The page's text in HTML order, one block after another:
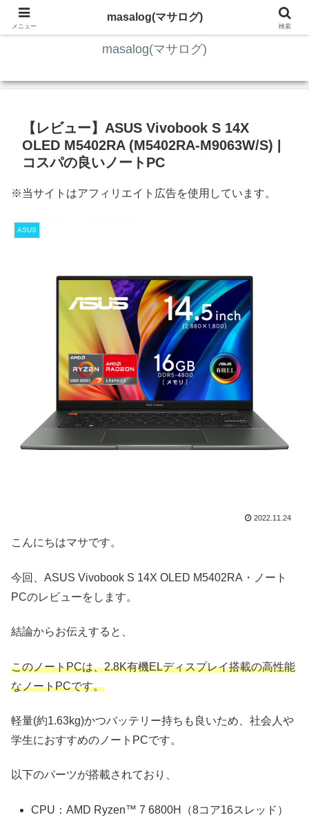
ITの知識4割・ガジェット4割・その他2割 の趣味ブログ
masalog(マサログ)
【レビュー】ASUS Vivobook S 14X
OLED M5402RA (M5402RA-M9063W/S) |
コスパの良いノートPC
※当サイトはアフィリエイト広告を使用しています。
ASUS
2022.11.24
こんにちはマサです。
今回、ASUS Vivobook S 14X OLED M5402RA・ノート
PCのレビューをします。
結論からお伝えすると、
このノートPCは、2.8K有機ELディスプレイ搭載の高性能
なノートPCです。
軽量(約1.63kg)かつバッテリー持ちも良いため、社会人や
学生におすすめのノートPCです。
以下のパーツが搭載されており、
CPU：AMD Ryzen™ 7 6800H（8コア16スレッド）
メニュー
masalog(マサログ)
検索